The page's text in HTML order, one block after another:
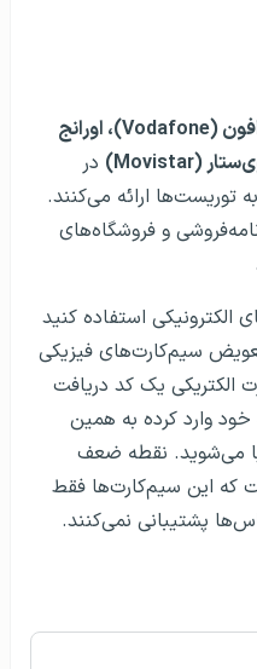
وودافون (Vodafone)، اورانج
در
به توریست‌ها ارائه می‌کنند.
و فروشگاه‌های
استفاده کنید
سیم‌کارت‌های فیزیکی
یک کد دریافت
خود وارد کرده به همین
می‌شوید. نقطه ضعف
که این سیم‌کارت‌ها فقط
پشتیبانی نمی‌کنند.